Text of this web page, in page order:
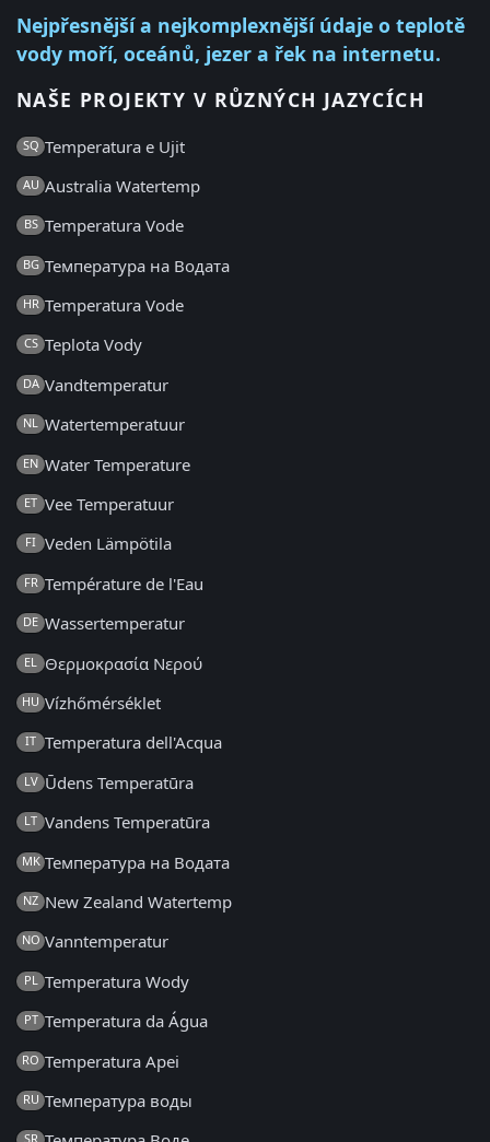
Nejpřesnější a nejkomplexnější údaje o teplotě
vody moří, oceánů, jezer a řek na internetu.
NAŠE PROJEKTY V RŮZNÝCH JAZYCÍCH
SQ Temperatura e Ujit
AU Australia Watertemp
BS Temperatura Vode
BG Температура на Водата
HR Temperatura Vode
CS Teplota Vody
DA Vandtemperatur
NL Watertemperatuur
EN Water Temperature
ET Vee Temperatuur
FI Veden Lämpötila
FR Température de l'Eau
DE Wassertemperatur
EL Θερμοκρασία Νερού
HU Vízhőmérséklet
IT Temperatura dell'Acqua
LV Ūdens Temperatūra
LT Vandens Temperatūra
MK Температура на Водата
NZ New Zealand Watertemp
NO Vanntemperatur
PL Temperatura Wody
PT Temperatura da Água
RO Temperatura Apei
RU Температура воды
SR